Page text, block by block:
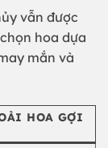
vẫn được
hoa dựa
mắn và
HOA GỢI